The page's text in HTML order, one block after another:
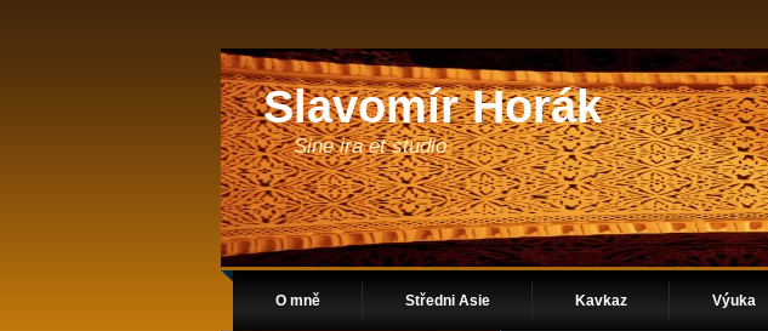
Slavomír Horák
Sine ira et studio
O mně Středni Asie Kavkaz Výuka